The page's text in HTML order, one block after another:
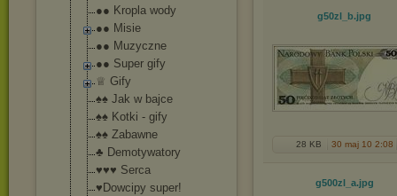
●● Kropla wody
●● Misie
●● Muzyczne
●● Super gify
♕ Gify
♠♠ Jak w bajce
♠♠ Kotki - gify
♠♠ Zabawne
♣ Demotywatory
♥♥♥ Serca
♥Dowcipy super!
g50zl_b.jpg
28 KB 30 maj 10 2:08
g500zl_a.jpg